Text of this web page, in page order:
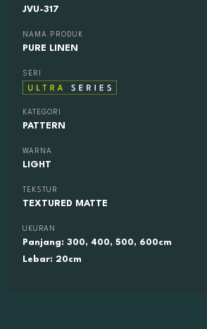
JVU-317
NAMA PRODUK
PURE LINEN
SERI
KATEGORI
PATTERN
WARNA
LIGHT
TEKSTUR
TEXTURED MATTE
UKURAN
Panjang: 300, 400, 500, 600cm
Lebar: 20cm